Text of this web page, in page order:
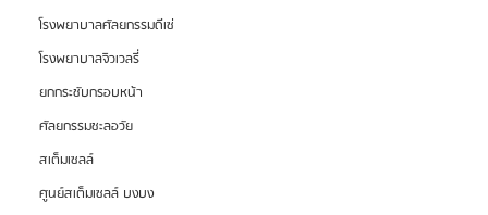
โรงพยาบาลศัลยกรรมดีเซ่
โรงพยาบาลจิวเวลรี่
ยกกระชับกรอบหน้า
ศัลยกรรมชะลอวัย
สเต็มเซลล์
ศูนย์สเต็มเซลล์ บงบง